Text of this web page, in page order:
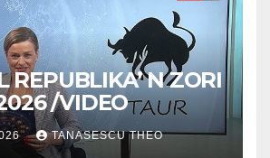
REPUBLIKA’ N ZORI
/VIDEO
TANASESCU THEO